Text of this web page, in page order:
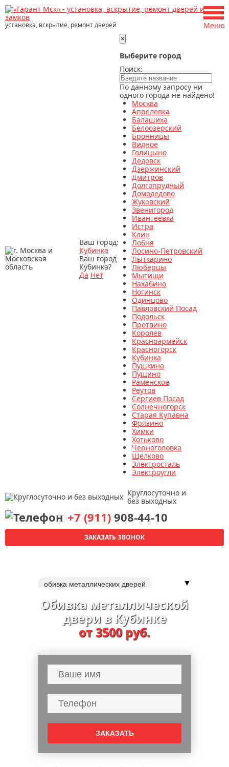
установка, вскрытие, ремонт дверей
Ваш город:
Кубинка
Ваш город
Кубинка?
Да Нет
×
Выберите город
Поиск:
По данному запросу ни
одного города не найдено!
Москва
Апрелевка
Балашиха
Белоозерский
Бронницы
Видное
Голицыно
Дедовск
Дзержинский
Дмитров
Долгопрудный
Домодедово
Жуковский
Звенигород
Ивантеевка
Истра
Клин
Лобня
Лосино-Петровский
Лыткарино
Люберцы
Мытищи
Нахабино
Ногинск
Одинцово
Павловский Посад
Подольск
Протвино
Королев
Красноармейск
Красногорск
Кубинка
Пушкино
Пущино
Раменское
Реутов
Сергиев Посад
Солнечногорск
Старая Купавна
Фрязино
Химки
Хотьково
Черноголовка
Щелково
Электросталь
Электроугли
Круглосуточно и
без выходных
+7 (911) 908-44-10
ЗАКАЗАТЬ ЗВОНОК
Меню
обивка металлических дверей
обивка дверей
▼
Обивка металлической
двери в Кубинке
от 3500 руб.